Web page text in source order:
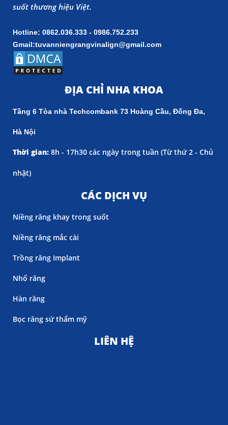
suốt thương hiệu Việt.
Hotline: 0862.036.333 - 0986.752.233
Gmail:tuvanniengrangvinalign@gmail.com
ĐỊA CHỈ NHA KHOA
Tầng 6 Tòa nhà Techcombank 73 Hoàng Cầu, Đống Đa,
Hà Nội
Thời gian: 8h - 17h30 các ngày trong tuần (Từ thứ 2 - Chủ
nhật)
CÁC DỊCH VỤ
Niềng răng khay trong suốt
Niềng răng mắc cài
Trồng răng Implant
Nhổ răng
Hàn răng
Bọc răng sứ thẩm mỹ
LIÊN HỆ